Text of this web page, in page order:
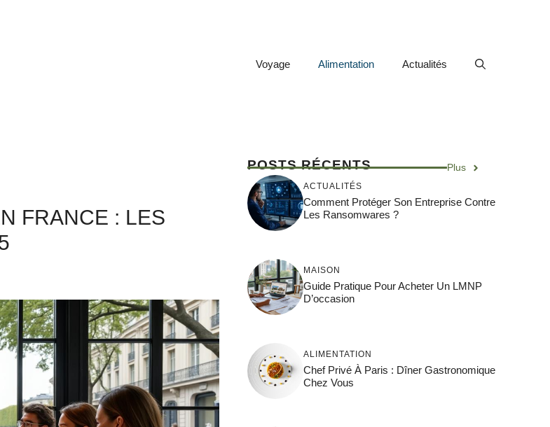
Voyage Alimentation Actualités
FRANCE : LES
POSTS RÉCENTS Plus
ACTUALITÉS
Comment Protéger Son Entreprise Contre
Les Ransomwares ?
MAISON
Guide Pratique Pour Acheter Un LMNP
D’occasion
ALIMENTATION
Chef Privé À Paris : Dîner Gastronomique
Chez Vous